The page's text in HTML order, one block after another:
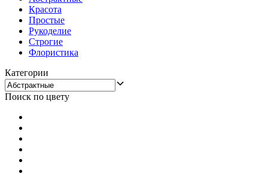
Красота
Простые
Рукоделие
Строгие
Флористика
Категории
Поиск по цвету